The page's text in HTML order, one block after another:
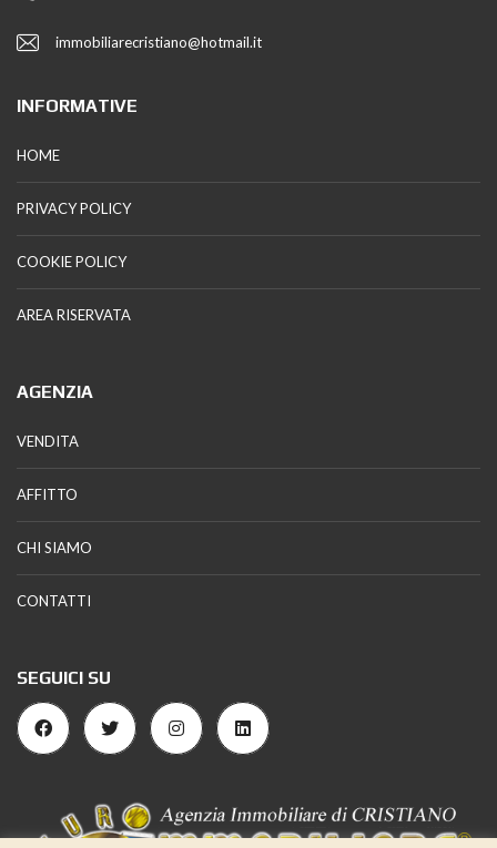
immobiliarecristiano@hotmail.it
INFORMATIVE
HOME
PRIVACY POLICY
COOKIE POLICY
AREA RISERVATA
AGENZIA
VENDITA
AFFITTO
CHI SIAMO
CONTATTI
SEGUICI SU